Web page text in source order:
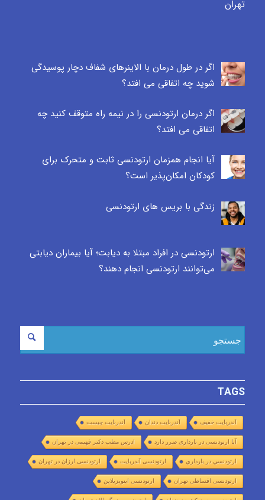
تهران
اگر در طول درمان با الاینرهای شفاف دچار پوسیدگی
شوید چه اتفاقی می افتد؟
اگر درمان ارتودنسی را در نیمه راه متوقف کنید چه
اتفاقی می افتد؟
آیا انجام همزمان ارتودنسی ثابت و متحرک برای
کودکان امکان‌پذیر است؟
زندگی با بریس های ارتودنسی
ارتودنسی در افراد مبتلا به دیابت؛ آیا بیماران دیابتی
می‌توانند ارتودنسی انجام دهند؟
TAGS
آندربایت خفیف آندربایت دندان آندربایت چیست
آیا ارتودنسی در بارداری ضرر دارد ادرس مطب دکتر فهیمی در تهران
ارتودنسي در بارداري ارتودنسی آندربایت ارتودنسی ارزان در تهران
ارتودنسی اقساطی تهران ارتودنسی اینویزیلاین